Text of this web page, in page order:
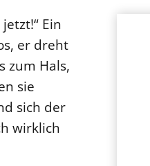
Ein
er dreht
zum Hals,
sie
sich der
wirklich